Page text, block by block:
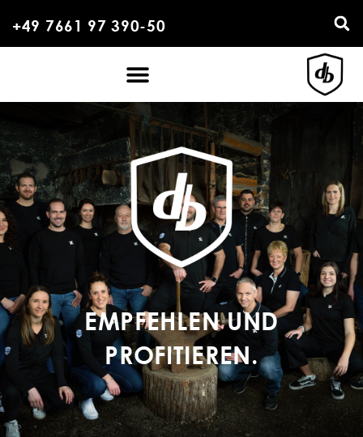
+49 7661 97 390-50
EMPFEHLEN UND
PROFITIEREN.